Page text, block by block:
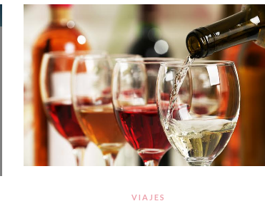
VIAJES